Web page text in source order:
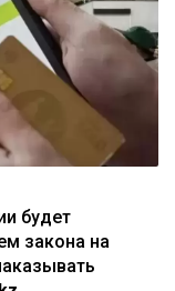
будет
закона на